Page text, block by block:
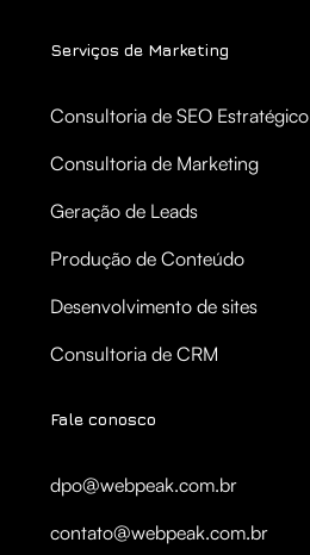
Serviços de Marketing
Consultoria de SEO Estratégico
Consultoria de Marketing
Geração de Leads
Produção de Conteúdo
Desenvolvimento de sites
Consultoria de CRM
Fale conosco
dpo@webpeak.com.br
contato@webpeak.com.br